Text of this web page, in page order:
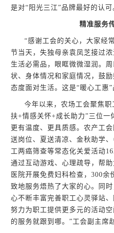
是对“阳光三江”品牌最好的认可
精准服务
“感谢工会的关心，大家经
节当天，失独母亲袁凤芝接过
生活必需品，眼眶微微湿润。
状、身体情况和家庭情况，鼓
态度面对生活。这是“暖心工惠”
今年以来，农场工会聚焦职
扶+情感关怀+成长助力”三位一
更有温度、更具质感。农产工
送岗位、夏送清凉、金秋助学
工两癌筛查等常态化关爱活动
通过互动游戏、心理疏导，帮
医院开展免费妇科检查，300余
致地服务焐热了大家的心。同
心不断丰富完善职工心灵驿站
努力为职工提供更多元的活动
的服务就跟到哪。”工会副主席